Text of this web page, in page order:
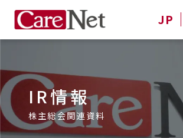
JP
IR情報
株主総会関連資料